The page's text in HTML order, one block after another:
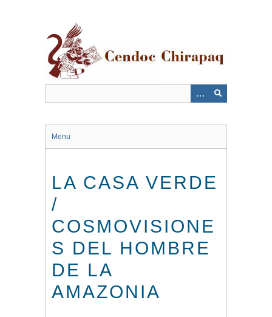
Menu
LA CASA VERDE
/
COSMOVISIONE
S DEL HOMBRE
DE LA
AMAZONIA